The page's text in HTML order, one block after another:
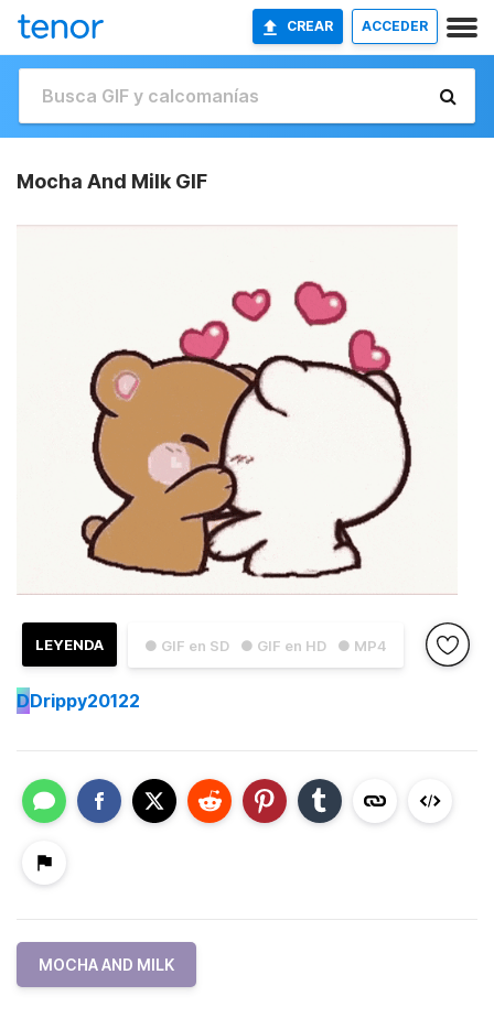
CREAR ACCEDER
Mocha And Milk GIF
● GIF en SD ● GIF en HD ● MP4
LEYENDA
DDrippy20122
MOCHA AND MILK